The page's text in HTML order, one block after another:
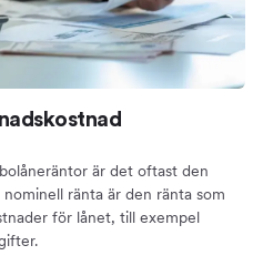
är det oftast den
ränta är den ränta som
för lånet, till exempel